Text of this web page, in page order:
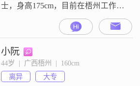
士，身高175cm，目前在梧州工作
元之间，学历是大专##3002##我是
一个特别注重事业成功的人，但同
时我也非常看重家庭，认为家庭是
我生活中最重要的一部分##3002##
我性格幽默风趣，总是能给身边的
人带来欢笑##3002##我随和易相
小阮
44岁  |  广西梧州  |  160cm
离异
大专